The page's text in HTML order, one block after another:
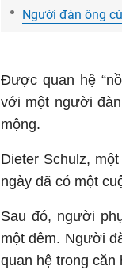
Người đàn ông
Được quan hệ
với một người
mộng.
Dieter Schulz,
ngày đã có một
Sau đó, người
một đêm. Người
quan hệ trong căn